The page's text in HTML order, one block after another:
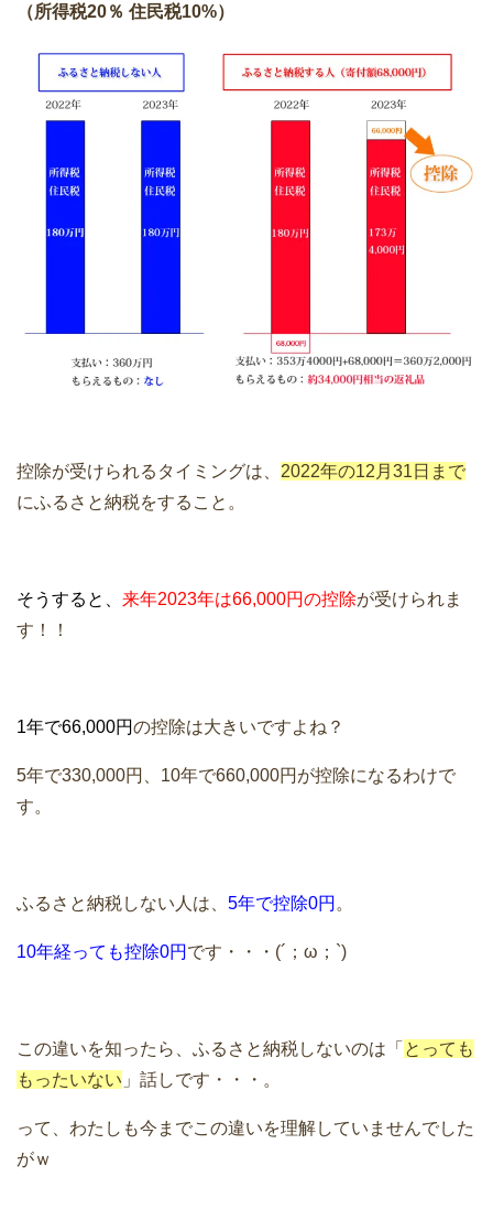
（所得税20％ 住民税10%）
控除が受けられるタイミングは、 2022年の12月31日まで
にふるさと納税をすること。
そうすると、 来年2023年は66,000円の控除が受けられま
す！！
1年で66,000円の控除は大きいですよね？
5年で330,000円、10年で660,000円が控除になるわけで
す。
ふるさと納税しない人は、 5年で控除0円 。
10年経っても控除0円 です・・・(´；ω；`)
この違いを知ったら、ふるさと納税しないのは「 とっても
もったいない 」話しです・・・。
って、わたしも今までこの違いを理解していませんでした
がｗ